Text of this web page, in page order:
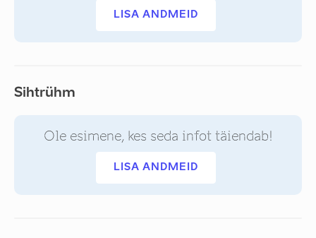
LISA ANDMEID
Sihtrühm
Ole esimene, kes seda infot täiendab!
LISA ANDMEID